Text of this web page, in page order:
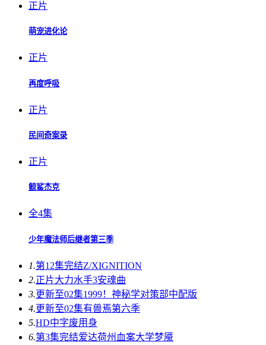
正片
萌宠进化论
正片
再度呼吸
正片
民间奇案录
正片
鲸鲨杰克
全4集
少年魔法师后继者第三季
1.第12集完结Z/XIGNITION
2.正片大力水手3安魂曲
3.更新至02集1999！神秘学对策部中配版
4.更新至02集有兽焉第六季
5.HD中字废用身
6.第3集完结爱达荷州血案大学梦魇